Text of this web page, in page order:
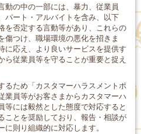
動の中の一部には、暴力、従業員
パート・アルバイトを含み、以下
を否定する言動等があり、これらの
つけ、職場環境の悪化を招きま
に応え、より良いサービスを提供す
従業員等を守ることが重要と捉え
るため「カスタマーハラスメントポ
業員等がお客さまからカスタマーハ
等には毅然とした態度で対応すると
ことを奨励しており、報告・相談が
則り組織的に対応します。